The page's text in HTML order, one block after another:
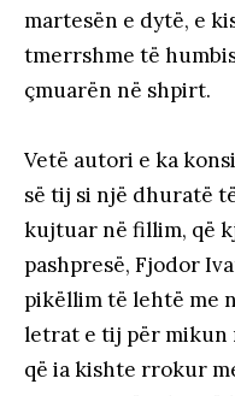
martesën e dytë, e
tmerrshme të
çmuarën në shpirt.
Vetë autori e ka
së tij si një dhuratë
kujtuar në fillim, që
pashpresë, Fjodor
pikëllim të lehtë me
letrat e tij për mikun
që ia kishte rrokur